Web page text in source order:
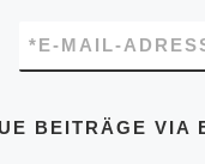
E-MAIL-
*
BEITRÄGE VIA